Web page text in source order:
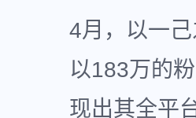
4月，以一
以183万的
现出其全平